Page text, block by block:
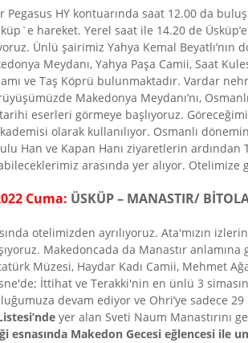
HY kontuarında saat 12.00 da
hareket. Yerel saat ile 14.20 de
Ünlü şairimiz Yahya Kemal
Meydanı, Yahya Paşa Camii, Saat
ve Taş Köprü bulunmaktadır. Vardar
Makedonya Meydanı’nı,
tarihi eserleri görmeye başlıyoruz.
olarak kullanılıyor. Osmanlı
Han ve Kapan Hanı ziyaretlerin
arasında yer alıyor.
Cuma: ÜSKÜP – MANASTIR/
otelimizden ayrılıyoruz. Ata'mızın
Makedoncada da Manastır
Müzesi, Haydar Kadı Camii, Mehmet
İttihat ve Terakki'nin en ünlü 3
devam ediyor ve Ohri’ye sadece
yer alan Sveti Naum Manastırını
esnasında MakedonGecesi eğlencesi ile